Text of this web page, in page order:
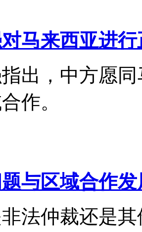
马来西亚进
出，中方愿
作。
与区域合作
法仲裁还是